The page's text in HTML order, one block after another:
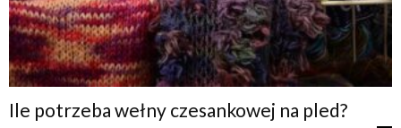
Ile potrzeba wełny czesankowej na pled?